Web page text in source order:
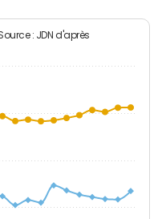
: JDN d'après